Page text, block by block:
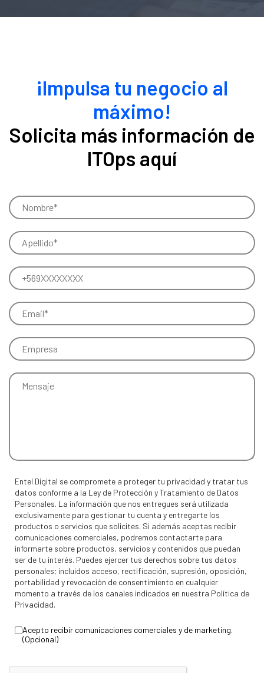
¡Impulsa tu negocio al
máximo!
Solicita más información de
ITOps aquí
Entel Digital se compromete a proteger tu privacidad y tratar tus
datos conforme a la Ley de Protección y Tratamiento de Datos
Personales. La información que nos entregues será utilizada
exclusivamente para gestionar tu cuenta y entregarte los
productos o servicios que solicites. Si además aceptas recibir
comunicaciones comerciales, podremos contactarte para
informarte sobre productos, servicios y contenidos que puedan
ser de tu interés. Puedes ejercer tus derechos sobre tus datos
personales; incluidos acceso, rectificación, supresión, oposición,
portabilidad y revocación de consentimiento en cualquier
momento a través de los canales indicados en nuestra Política de
Privacidad.
Acepto recibir comunicaciones comerciales y de marketing.
(Opcional)